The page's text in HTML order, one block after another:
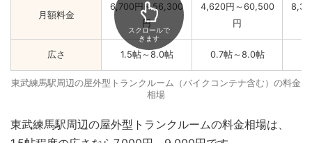
月額料金
6,700円～56,300
円
4,620円～60,500
円
広さ 1.5帖～8.0帖 0.7帖～8.0帖
スクロールで
きます
東武練馬駅周辺の屋外型トランクルーム（バイクコンテナ含む）の料金
相場
東武練馬駅周辺の屋外型トランクルームの料金相場は、